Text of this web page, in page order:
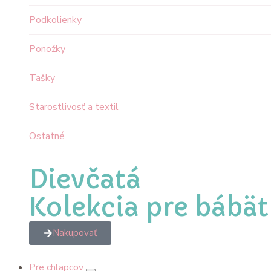
Podkolienky
Ponožky
Tašky
Starostlivosť a textil
Ostatné
Dievčatá
Kolekcia pre
Nakupovať
Pre chlapcov